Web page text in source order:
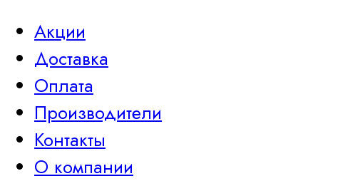
Акции
Доставка
Оплата
Производители
Контакты
О компании